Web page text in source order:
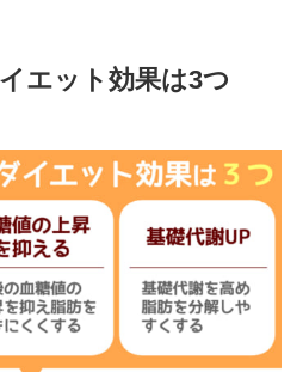
エット効果は3つ